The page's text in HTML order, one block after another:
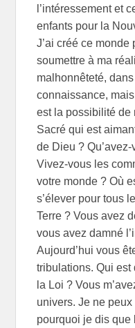
l’intéressement et
enfants pour la
J’ai créé ce
soumettre à ma
malhonnêteté,
connaissance,
est la possibilité de
Sacré qui est
de Dieu ?
Vivez-vous les
votre monde ? Où
s’élever pour tous
Terre ? Vous avez
vous avez damné
Aujourd’hui vous
tribulations. Qui est
la Loi ? Vous
univers. Je ne peux
pourquoi je dis que